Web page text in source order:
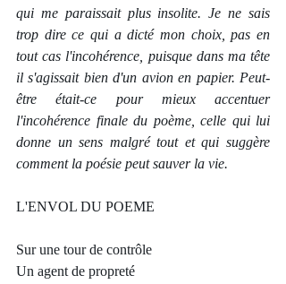
qui me paraissait plus insolite. Je ne sais
trop dire ce qui a dicté mon choix, pas en
tout cas l'incohérence, puisque dans ma tête
il s'agissait bien d'un avion en papier. Peut-
être était-ce pour mieux accentuer
l'incohérence finale du poème, celle qui lui
donne un sens malgré tout et qui suggère
comment la poésie peut sauver la vie.
L'ENVOL DU POEME
Sur une tour de contrôle
Un agent de propreté